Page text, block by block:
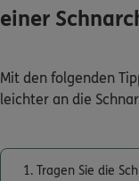
einer
Mit den folgenden
leichter an die
Tragen Sie die